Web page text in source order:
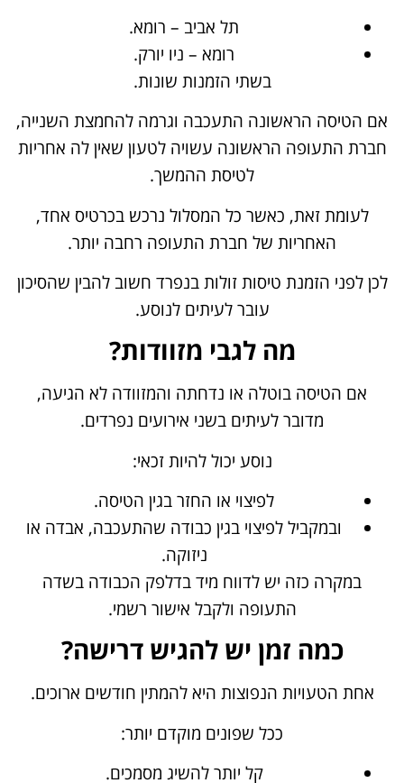
תל אביב – רומא.
רומא – ניו יורק.
בשתי הזמנות שונות.
אם הטיסה הראשונה התעכבה וגרמה להחמצת השנייה,
חברת התעופה הראשונה עשויה לטעון שאין לה אחריות
לטיסת ההמשך.
לעומת זאת, כאשר כל המסלול נרכש בכרטיס אחד,
האחריות של חברת התעופה רחבה יותר.
לכן לפני הזמנת טיסות זולות בנפרד חשוב להבין שהסיכון
עובר לעיתים לנוסע.
מה לגבי מזוודות?
אם הטיסה בוטלה או נדחתה והמזוודה לא הגיעה,
מדובר לעיתים בשני אירועים נפרדים.
נוסע יכול להיות זכאי:
לפיצוי או החזר בגין הטיסה.
ובמקביל לפיצוי בגין כבודה שהתעכבה, אבדה או
ניזוקה.
במקרה כזה יש לדווח מיד בדלפק הכבודה בשדה
התעופה ולקבל אישור רשמי.
כמה זמן יש להגיש דרישה?
אחת הטעויות הנפוצות היא להמתין חודשים ארוכים.
ככל שפונים מוקדם יותר:
קל יותר להשיג מסמכים.